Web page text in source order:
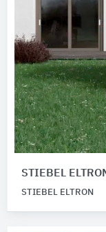
STIEBEL
STIEBEL ELTRON